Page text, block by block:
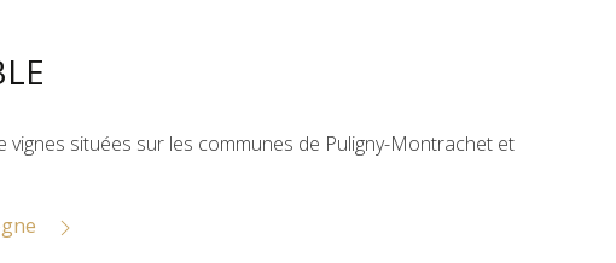
vignes situées sur les communes de Puligny-Montrachet et